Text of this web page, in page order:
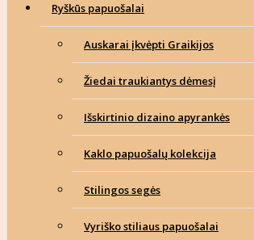
Ryškūs papuošalai
Auskarai įkvėpti Graikijos
Žiedai traukiantys dėmesį
Išskirtinio dizaino apyrankės
Kaklo papuošalų kolekcija
Stilingos segės
Vyriško stiliaus papuošalai